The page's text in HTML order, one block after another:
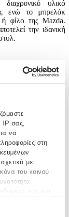
IP σας,
να
στη
με
του κοινού
υλικό
ενώ το μπρελόκ
ή φίλο της Mazda.
την ιδανική